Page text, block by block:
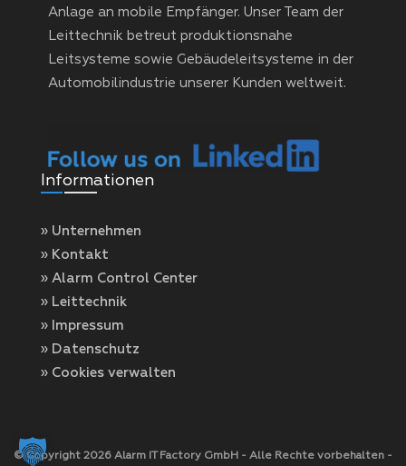
Anlage an mobile Empfänger. Unser Team der
Leittechnik betreut produktionsnahe
Leitsysteme sowie Gebäudeleitsysteme in der
Automobilindustrie unserer Kunden weltweit.
Informationen
» Unternehmen
» Kontakt
» Alarm Control Center
» Leittechnik
» Impressum
» Datenschutz
» Cookies verwalten
© Copyright 2026 Alarm IT Factory GmbH - Alle Rechte vorbehalten -